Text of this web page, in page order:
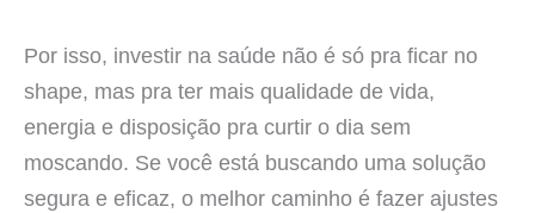
Por isso, investir na saúde não é só pra ficar no
shape, mas pra ter mais qualidade de vida,
energia e disposição pra curtir o dia sem
moscando. Se você está buscando uma solução
segura e eficaz, o melhor caminho é fazer ajustes